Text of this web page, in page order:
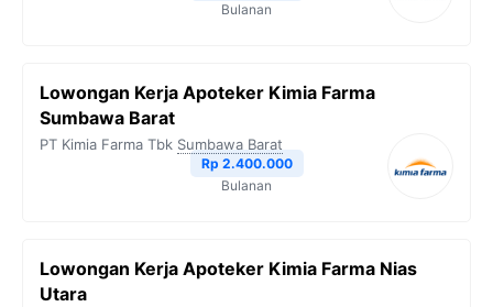
Bulanan
Lowongan Kerja Apoteker Kimia Farma
Sumbawa Barat
PT Kimia Farma Tbk Sumbawa Barat
Rp 2.400.000
Bulanan
Lowongan Kerja Apoteker Kimia Farma Nias
Utara